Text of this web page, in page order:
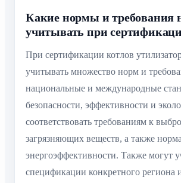
Какие нормы и требования
учитывать при
При сертификации котлов
учитывать множество норм и
национальные и международные
безопасности, эффективности и
соответствовать требованиям к
загрязняющих веществ, а также
энергоэффективности. Также могут
спецификации конкретного региона